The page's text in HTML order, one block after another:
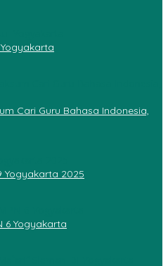
Cari Guru Bahasa Indonesia,
Yogyakarta 2025
6 Yogyakarta